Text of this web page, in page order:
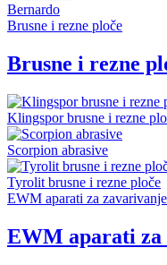
Bernardo
Brusne i rezne ploče
Brusne i rezne
Klingspor brusne i rezne
Scorpion abrasive
Tyrolit brusne i rezne ploče
EWM aparati za zavarivanje
EWM aparati za